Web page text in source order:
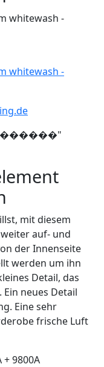
mit diesem
auf- und
der Innenseite
werden um ihn
Detail, das
neues Detail
Eine sehr
frische Luft
+ 9800A